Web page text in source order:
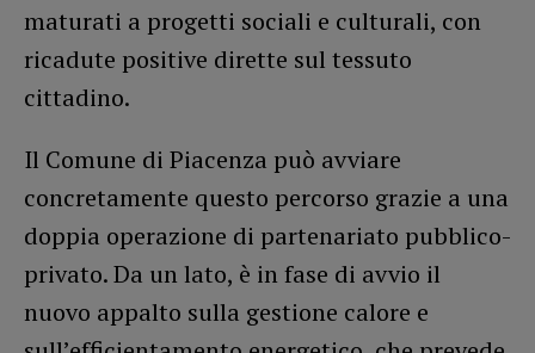
maturati a progetti sociali e culturali, con
ricadute positive dirette sul tessuto
cittadino.
Il Comune di Piacenza può avviare
concretamente questo percorso grazie a una
doppia operazione di partenariato pubblico-
privato. Da un lato, è in fase di avvio il
nuovo appalto sulla gestione calore e